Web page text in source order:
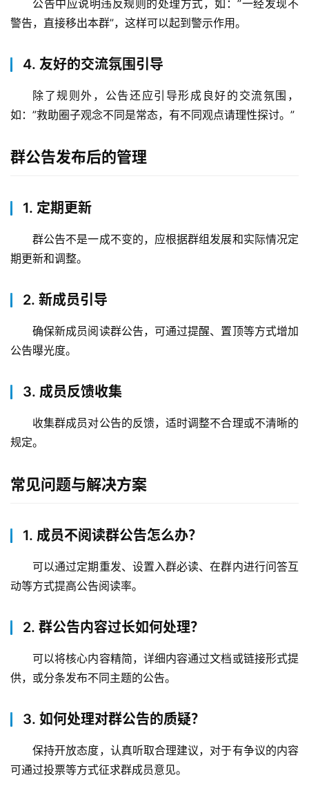
首
页
物
科
快
类
公告中应说明违反规则的处理方式，如：”一经发现不
警告，直接移出本群”，这样可以起到警示作用。
4. 友好的交流氛围引导
除了规则外，公告还应引导形成良好的交流氛围，
如：”救助圈子观念不同是常态，有不同观点请理性探讨。”
群公告发布后的管理
1. 定期更新
群公告不是一成不变的，应根据群组发展和实际情况定
期更新和调整。
2. 新成员引导
确保新成员阅读群公告，可通过提醒、置顶等方式增加
公告曝光度。
3. 成员反馈收集
收集群成员对公告的反馈，适时调整不合理或不清晰的
规定。
常见问题与解决方案
1. 成员不阅读群公告怎么办？
可以通过定期重发、设置入群必读、在群内进行问答互
动等方式提高公告阅读率。
2. 群公告内容过长如何处理？
可以将核心内容精简，详细内容通过文档或链接形式提
供，或分条发布不同主题的公告。
3. 如何处理对群公告的质疑？
保持开放态度，认真听取合理建议，对于有争议的内容
可通过投票等方式征求群成员意见。